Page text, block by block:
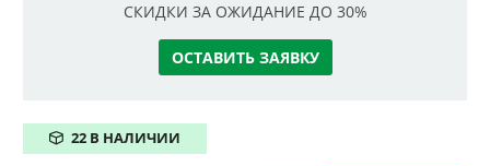
СКИДКИ ЗА ОЖИДАНИЕ ДО 30%
ОСТАВИТЬ ЗАЯВКУ
22 В НАЛИЧИИ